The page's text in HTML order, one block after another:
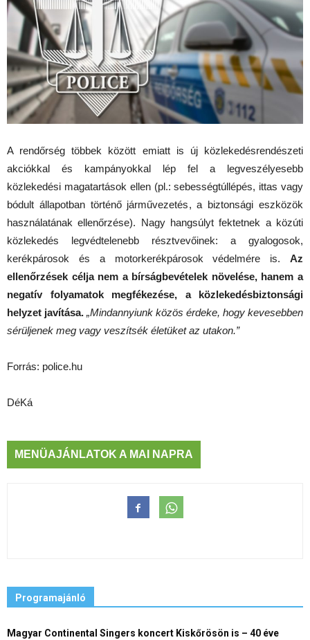
A rendőrség többek között emiatt is új közlekedésrendészeti
akciókkal és kampányokkal lép fel a legveszélyesebb
közlekedési magatartások ellen (pl.: sebességtúllépés, ittas vagy
bódult állapotban történő járművezetés, a biztonsági eszközök
használatának ellenőrzése). Nagy hangsúlyt fektetnek a közúti
közlekedés legvédtelenebb résztvevőinek: a gyalogosok,
kerékpárosok és a motorkerékpárosok védelmére is. Az
ellenőrzések célja nem a bírságbevételek növelése, hanem a
negatív folyamatok megfékezése, a közlekedésbiztonsági
helyzet javítása. „Mindannyiunk közös érdeke, hogy kevesebben
sérüljenek meg vagy veszítsék életüket az utakon.”
Forrás: police.hu
DéKá
MENÜAJÁNLATOK A MAI NAPRA
Programajánló
Magyar Continental Singers koncert Kiskőrösön is – 40 éve